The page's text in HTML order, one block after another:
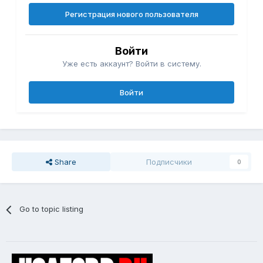
Регистрация нового пользователя
Войти
Уже есть аккаунт? Войти в систему.
Войти
Share Подписчики 0
Go to topic listing